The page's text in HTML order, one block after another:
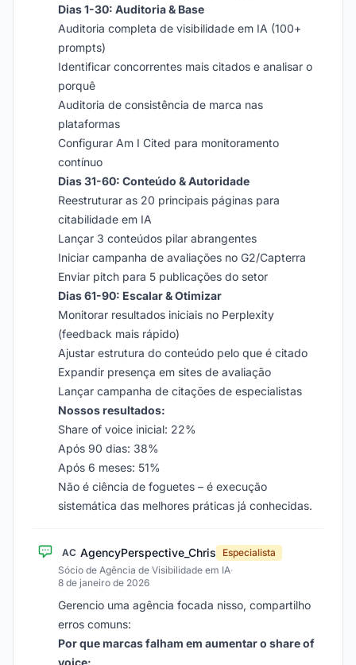
Dias 1-30: Auditoria & Base
Auditoria completa de visibilidade em IA (100+
prompts)
Identificar concorrentes mais citados e analisar o
porquê
Auditoria de consistência de marca nas
plataformas
Configurar Am I Cited para monitoramento
contínuo
Dias 31-60: Conteúdo & Autoridade
Reestruturar as 20 principais páginas para
citabilidade em IA
Lançar 3 conteúdos pilar abrangentes
Iniciar campanha de avaliações no G2/Capterra
Enviar pitch para 5 publicações do setor
Dias 61-90: Escalar & Otimizar
Monitorar resultados iniciais no Perplexity
(feedback mais rápido)
Ajustar estrutura do conteúdo pelo que é citado
Expandir presença em sites de avaliação
Lançar campanha de citações de especialistas
Nossos resultados:
Share of voice inicial: 22%
Após 90 dias: 38%
Após 6 meses: 51%
Não é ciência de foguetes – é execução
sistemática das melhores práticas já conhecidas.
AC AgencyPerspective_Chris
Especialista
Sócio de Agência de Visibilidade em IA·
8 de janeiro de 2026
Gerencio uma agência focada nisso, compartilho
erros comuns:
Por que marcas falham em aumentar o share of
voice: